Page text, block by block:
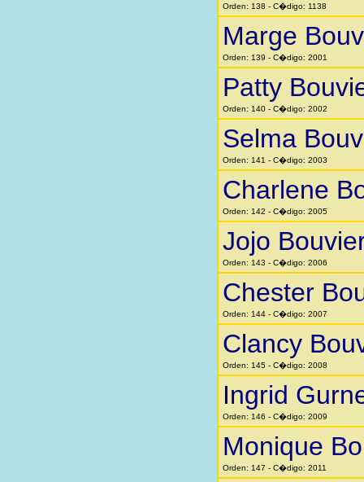
Orden: 138 - C�digo: 1138
Marge
Orden: 139 - C�digo: 2001
Patty
Orden: 140 - C�digo: 2002
Selma
Orden: 141 - C�digo: 2003
Charlene
Orden: 142 - C�digo: 2005
Jojo
Orden: 143 - C�digo: 2006
Chester
Orden: 144 - C�digo: 2007
Clancy
Orden: 145 - C�digo: 2008
Ingrid
Orden: 146 - C�digo: 2009
Monique
Orden: 147 - C�digo: 2011